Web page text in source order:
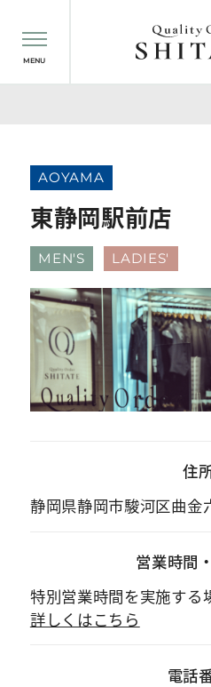
MENU
AOYAMA
東静岡駅前店
MEN'S LADIES'
住
静岡県静岡市駿河区曲金
営業時間 ・
特別営業時間を実施する
詳しくはこちら
電話